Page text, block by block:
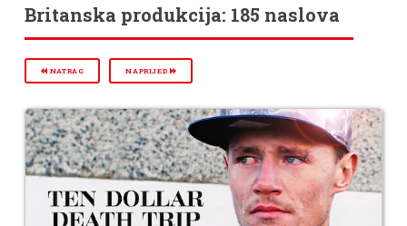
Britanska produkcija: 185 naslova
NATRAG NAPRIJED